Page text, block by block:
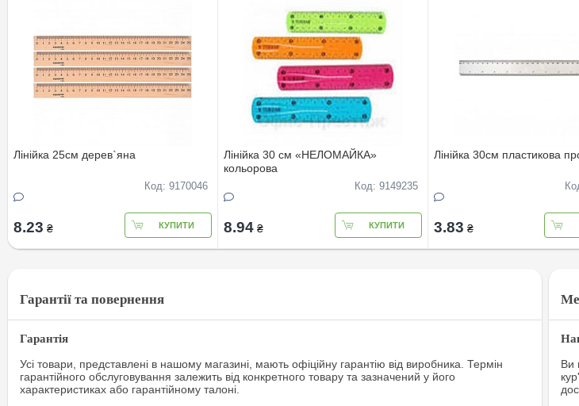
Лінійка 25см дерев`яна
Код: 9170046
8.23 ₴ КУПИТИ
Лінійка 30 см «НЕЛОМАЙКА»
кольорова
Код: 9149235
8.94 ₴ КУПИТИ
Лінійка 30см пластикова
3.83 ₴
Гарантії та повернення
Гарантія
Усі товари, представлені в нашому магазині, мають офіційну гарантію від виробника. Термін
гарантійного обслуговування залежить від конкретного товару та зазначений у його
характеристиках або гарантійному талоні.
Ви